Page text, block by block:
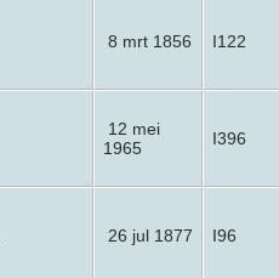
8 mrt 1856 I122
12 mei
1965
I396
26 jul 1877 I96